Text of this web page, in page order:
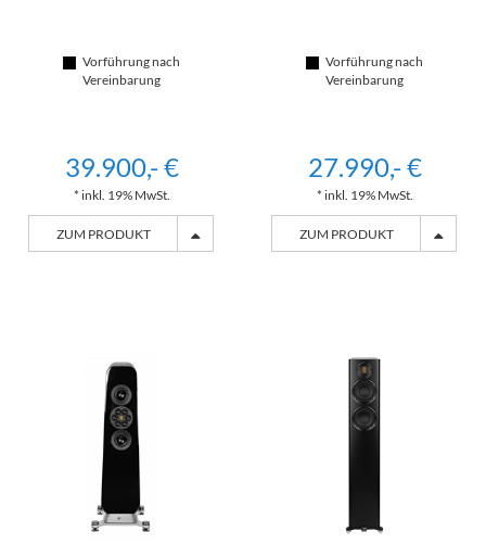
Vorführung nach
Vereinbarung
39.900,- €
* inkl. 19% MwSt.
ZUM PRODUKT
Vorführung nach
Vereinbarung
27.990,- €
* inkl. 19% MwSt.
ZUM PRODUKT